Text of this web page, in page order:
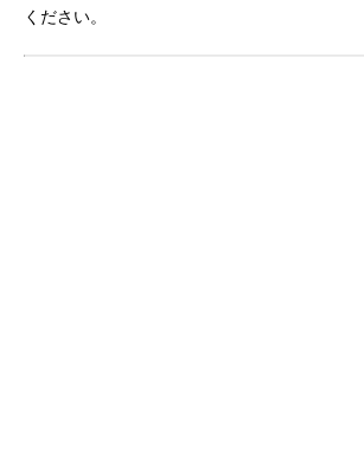
ください。